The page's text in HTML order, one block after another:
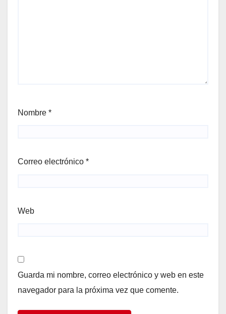
Nombre *
Correo electrónico *
Web
Guarda mi nombre, correo electrónico y web en este
navegador para la próxima vez que comente.